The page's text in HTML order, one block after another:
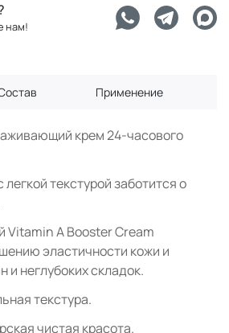
нам!
Применение
крем 24-часового
текстурой заботится о
Vitamin A Booster Cream
эластичности кожи и
неглубоких складок.
текстура.
чистая красота.